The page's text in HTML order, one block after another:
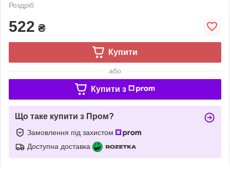
Роздріб
522 ₴
Купити
або
Купити з
Що таке купити з Пром?
Замовлення під захистом
Доступна доставка